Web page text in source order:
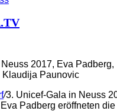
/3. Unicef-Gala in Neuss
Padberg eröffneten